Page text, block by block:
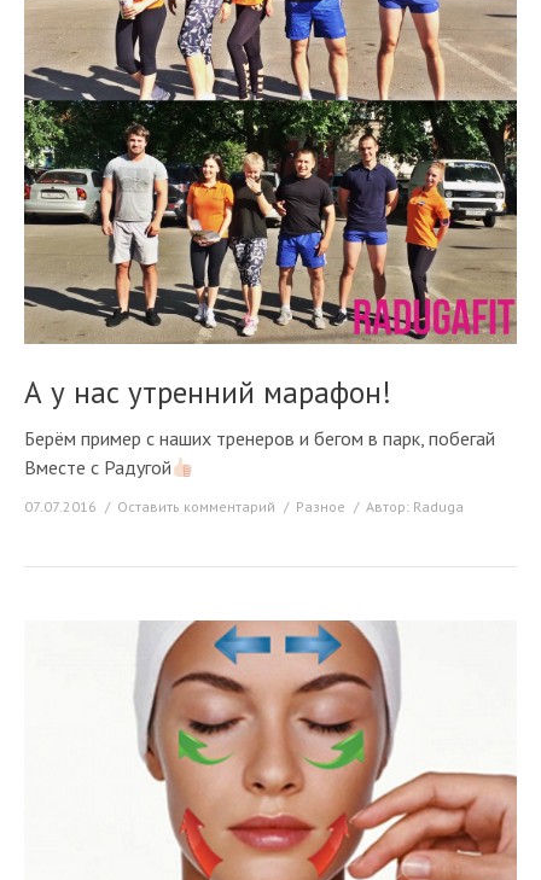
А у нас утренний марафон!
Берём пример с наших тренеров и бегом в парк, побегай
Вместе с Радугой
07.07.2016 Оставить комментарий Разное Автор: Raduga